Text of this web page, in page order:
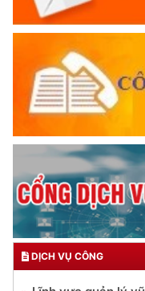
DỊCH VỤ CÔNG